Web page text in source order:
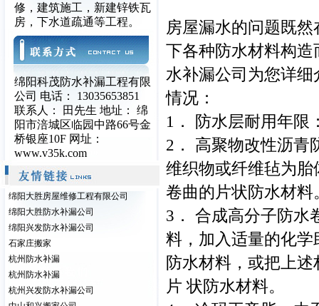
修，建筑施工，新建锌铁瓦
房，下水道疏通等工程。
绵阳科茂防水补漏工程有限
公司 电话： 13035653851
联系人： 田先生 地址： 绵
阳市涪城区临园中路66号金
桥银座10F 网址：
www.v35k.com
绵阳大胜房屋维修工程有限公司
绵阳大胜防水补漏公司
绵阳兴发防水补漏公司
石家庄搬家
杭州防水补漏
杭州防水补漏
杭州兴发防水补漏公司
房屋漏水的问题既
下各种防水材料构
水补漏公司为您详细
情况：
1． 防水层耐用年
2． 高聚物改性沥青
维织物或纤维毡为
卷曲的片状防水材
3． 合成高分子防水
料，加入适量的化
防水材料，或把上
片 状防水材料。